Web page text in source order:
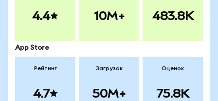
4.4 10M+ 483.8K
App Store
Рейтинг
4.7
Загрузок
50M+
Оценок
75.8K